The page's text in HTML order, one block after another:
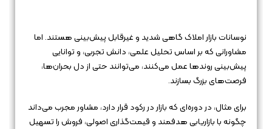
نوسانات بازار املاک گاهی شدید و غیرقابل پیش‌بینی هستند. اما
مشاورانی که بر اساس تحلیل علمی، دانش تجربی، و توانایی
پیش‌بینی روندها عمل می‌کنند، می‌توانند حتی از دل بحران‌ها،
فرصت‌های بزرگ بسازند.
برای مثال، در دوره‌ای که بازار در رکود قرار دارد، مشاور مجرب می‌داند
چگونه با بازاریابی هدفمند و قیمت‌گذاری اصولی، فروش را تسهیل